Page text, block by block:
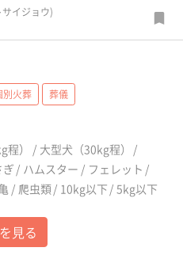
イジョウ)
別火葬 葬儀
）
大型犬（30kg程）
ぎ ハムスター
フェレット
爬虫類 10kg以下 5kg以下
見る